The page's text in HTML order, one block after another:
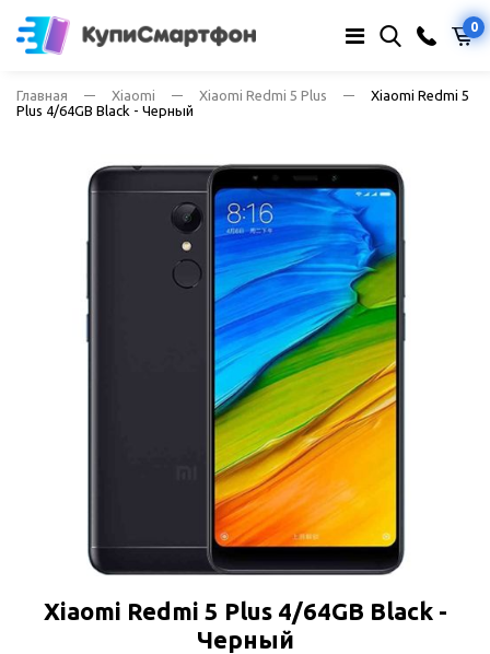
0
Главная Xiaomi Xiaomi Redmi 5 Plus
Xiaomi Redmi 5
Plus 4/64GB Black - Черный
Xiaomi Redmi 5 Plus 4/64GB Black -
Черный